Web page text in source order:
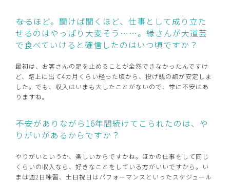
――なるほど。聞けば聞くほど、仕事として成り立た
せるのはやっぱり大変そう……。縁さんが大道芸
で食べていけると確信したのはいつ頃ですか？
最初は、お客さんの足を止めることが全然できなかったんですけ
ど、路上に出て4カ月くらい経った頃から、投げ銭の額が安定しま
した。でも、収入はいまも大したことがないので、常に不安はあ
りますね。
――不安がありながら16年間続けてこられたのは、や
りがいがあるからですか？
やりがいというか、楽しいからですかね。ほかの仕事をして同じ
くらいの収入なら、好きなことをしている方がいいですから。い
まは週2日練習、土日祝日はパフォーマンスといったスケジュール